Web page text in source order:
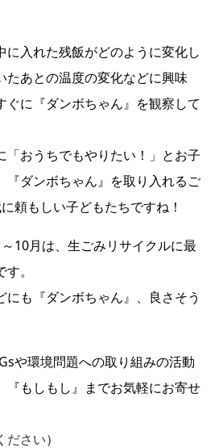
に入れた残飯がどのように変化し
たあとの温度の変化などに興味
ぐに『ダンボちゃん』を観察して
「おうちでもやりたい！」とお子
『ダンボちゃん』を取り入れるご
頼もしい子どもたちですね！
10月は、生ごみリサイクルに最
。
にも『ダンボちゃん』、良さそう
や環境問題への取り組みの活動
『もしもし』までお気軽にお寄せ
ださい）